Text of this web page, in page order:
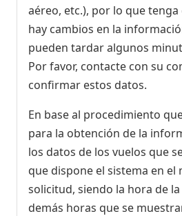
aéreo, etc.), por lo que
hay cambios en la
pueden tardar algunos
Por favor, contacte con su
confirmar estos datos.
En base al procedimiento
para la obtención de la
los datos de los vuelos que
que dispone el sistema en el
solicitud, siendo la hora de
demás horas que se